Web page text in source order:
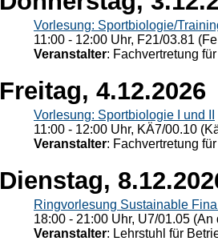
Vorlesung: Sportbiologie/
11:00 - 12:00 Uhr, F21/03.81
Veranstalter: Fachvertretung
Freitag, 4.12.2026
Vorlesung: Sportbiologie I und II
11:00 - 12:00 Uhr, KÄ7/00.10
Veranstalter: Fachvertretung
Dienstag,
Ringvorlesung Sustainable
18:00 - 21:00 Uhr, U7/01.05
Veranstalter: Lehrstuhl für